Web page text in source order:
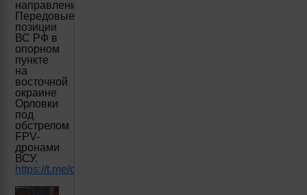
направлении.
Передовые
позиции
ВС РФ в
опорном
пункте
на
восточной
окраине
Орловки
под
обстрелом
FPV-
дронами
ВСУ.
https://t.me/creamy_caprice/4608